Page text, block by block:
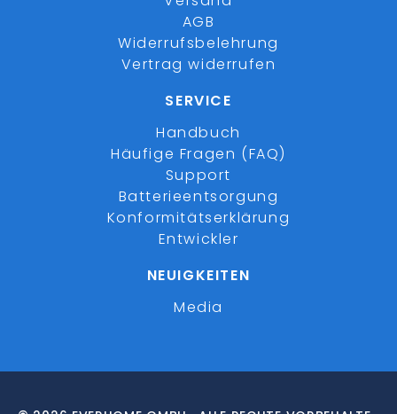
AGB
Widerrufsbelehrung
Vertrag widerrufen
SERVICE
Handbuch
Häufige Fragen (FAQ)
Support
Batterieentsorgung
Konformitätserklärung
Entwickler
NEUIGKEITEN
Media